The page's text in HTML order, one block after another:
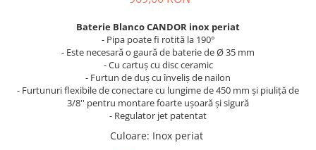
Baterie Blanco CANDOR inox periat
- Pipa poate fi rotită la 190°
- Este necesară o gaură de baterie de Ø 35 mm
- Cu cartuș cu disc ceramic
- Furtun de duș cu înveliș de nailon
- Furtunuri flexibile de conectare cu lungime de 450 mm și piuliță de
3/8'' pentru montare foarte ușoară și sigură
- Regulator jet patentat
Culoare: Inox periat